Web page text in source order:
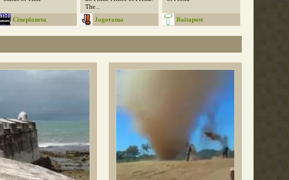
Cineplaneta
The...
Jogorama
Baitapost